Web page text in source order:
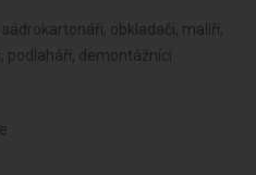
obkladači, malíři,
podlaháři, demontážníci